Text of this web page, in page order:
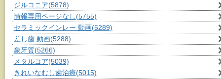
ジルコニア(5878)
情報専用ページなし(5755)
セラミックインレー 動画(5289)
差し歯 動画(5288)
象牙質(5266)
メタルコア(5039)
きれいなむし歯治療(5015)